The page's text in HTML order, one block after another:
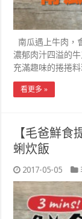
南瓜遇上牛肉，
濃郁肉汁四溢的
充滿趣味的捲捲
看更多 »
【毛爸鮮
蜊炊飯
2017-05-05